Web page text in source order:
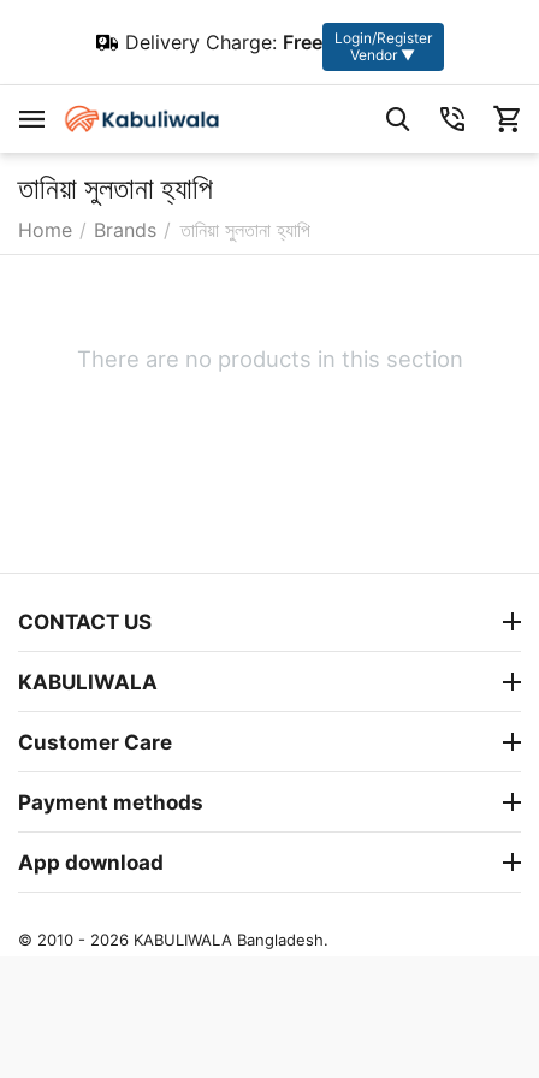
Delivery Charge: Free
Login/Register
Vendor ▼
তানিয়া সুলতানা হ্যাপি
Home / Brands / তানিয়া সুলতানা হ্যাপি
There are no products in this section
CONTACT US
KABULIWALA
Customer Care
Payment methods
App download
© 2010 - 2026 KABULIWALA Bangladesh.